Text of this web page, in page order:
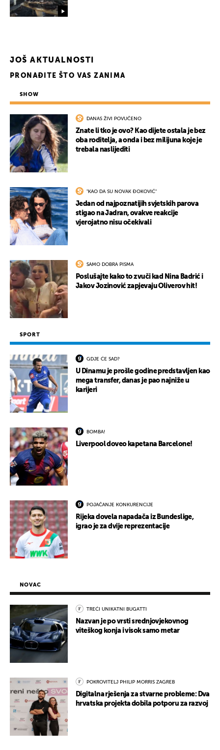
JOŠ AKTUALNOSTI
PRONAĐITE ŠTO VAS ZANIMA
SHOW
DANAS ŽIVI POVUČENO
Znate li tko je ovo? Kao dijete ostala je bez
oba roditelja, a onda i bez milijuna koje je
trebala naslijediti
"KAO DA SU NOVAK ĐOKOVIĆ"
Jedan od najpoznatijih svjetskih parova
stigao na Jadran, ovakve reakcije
vjerojatno nisu očekivali
SAMO DOBRA PISMA
Poslušajte kako to zvuči kad Nina Badrić i
Jakov Jozinović zapjevaju Oliverov hit!
SPORT
GDJE ĆE SAD?
U Dinamu je prošle godine predstavljen kao
mega transfer, danas je pao najniže u
karijeri
BOMBA!
Liverpool doveo kapetana Barcelone!
POJAČANJE KONKURENCIJE
Rijeka dovela napadača iz Bundeslige,
igrao je za dvije reprezentacije
NOVAC
TREĆI UNIKATNI BUGATTI
Nazvan je po vrsti srednjovjekovnog
viteškog konja i visok samo metar
POKROVITELJ PHILIP MORRIS ZAGREB
Digitalna rješenja za stvarne probleme: Dva
hrvatska projekta dobila potporu za razvoj